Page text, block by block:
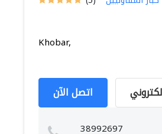
Khobar,
اتصل الآن
38992697